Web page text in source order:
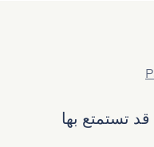
قد تستمتع بها